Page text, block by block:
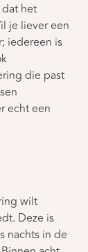
het
je liever een
iedereen is
die past
echt een
wilt
Deze is
nachts in de